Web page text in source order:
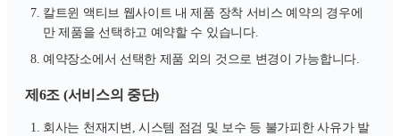
칼트윈 액티브 웹사이트 내 제품 장착 서비스 예약의 경우에
만 제품을 선택하고 예약할 수 있습니다.
예약장소에서 선택한 제품 외의 것으로 변경이 가능합니다.
제6조 (서비스의 중단)
회사는 천재지변, 시스템 점검 및 보수 등 불가피한 사유가 발